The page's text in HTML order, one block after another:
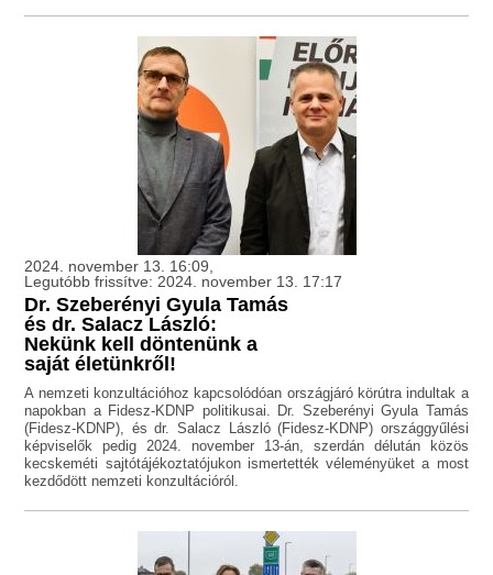
2024. november 13. 16:09,
Legutóbb frissítve: 2024. november 13. 17:17
Dr. Szeberényi Gyula Tamás
és dr. Salacz László:
Nekünk kell döntenünk a
saját életünkről!
A nemzeti konzultációhoz kapcsolódóan országjáró körútra indultak a
napokban a Fidesz-KDNP politikusai. Dr. Szeberényi Gyula Tamás
(Fidesz-KDNP), és dr. Salacz László (Fidesz-KDNP) országgyűlési
képviselők pedig 2024. november 13-án, szerdán délután közös
kecskeméti sajtótájékoztatójukon ismertették véleményüket a most
kezdődött nemzeti konzultációról.